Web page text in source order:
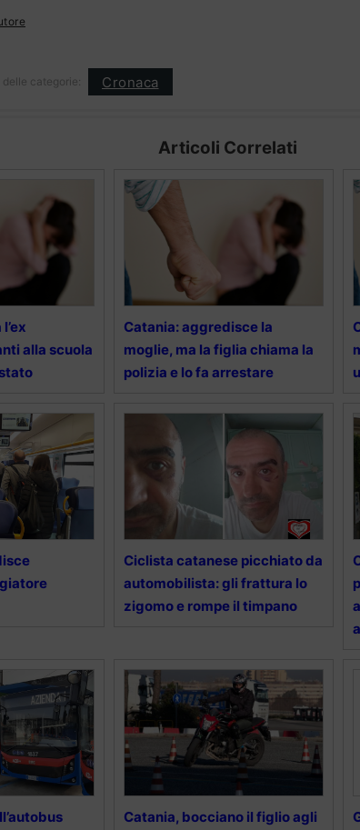
categorie: Cronaca
Articoli Correlati
alla scuola
Catania: aggredisce la
moglie, ma la figlia chiama la
polizia e lo fa arrestare
Ciclista catanese picchiato da
automobilista: gli frattura lo
zigomo e rompe il timpano
Catania, bocciano il figlio agli